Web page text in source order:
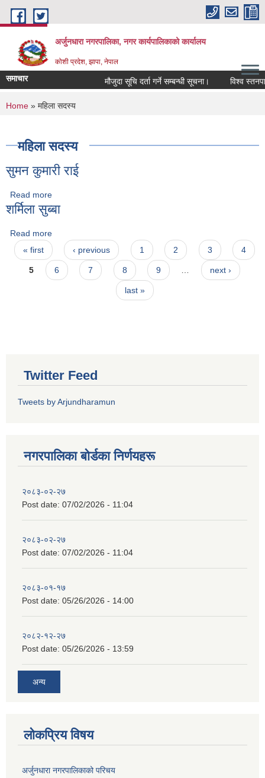
Skip to main content
अर्जुनधारा नगरपालिका, नगर कार्यपालिकाको कार्यालय
कोशी प्रदेश, झापा, नेपाल
समाचार मौजुदा सूचि दर्ता गर्ने सम्बन्धी सूचना। विश्व
You are here
Home » महिला सदस्य
महिला सदस्य
सुमन कुमारी राई
Read more
शर्मिला सुब्बा
Read more
Pages
« first ‹ previous 1 2 3 4
5 6 7 8 9 … next ›
last »
Twitter Feed
Tweets by Arjundharamun
नगरपालिका बाेर्डका निर्णयहरू
२०८३-०२-२७
Post date: 07/02/2026 - 11:04
२०८३-०२-२७
Post date: 07/02/2026 - 11:04
२०८३-०१-१७
Post date: 05/26/2026 - 14:00
२०८२-१२-२७
Post date: 05/26/2026 - 13:59
अन्य
लोकप्रिय विषय
अर्जुनधारा नगरपालिकाको परिचय